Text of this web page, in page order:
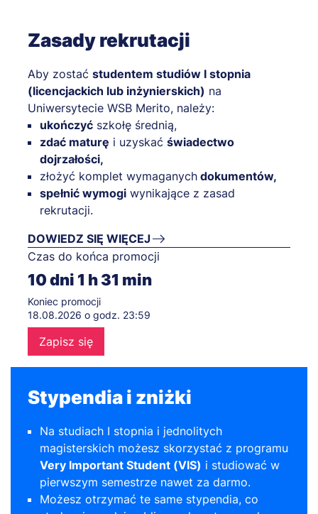
Zasady rekrutacji
Aby zostać studentem studiów I stopnia
(licencjackich lub inżynierskich) na
Uniwersytecie WSB Merito, należy:
ukończyć szkołę średnią,
zdać maturę i uzyskać świadectwo
dojrzałości,
złożyć komplet wymaganych dokumentów,
spełnić wymogi wynikające z zasad
rekrutacji.
DOWIEDZ SIĘ WIĘCEJ
Czas do końca promocji
10dni 1 h31 min
Koniec promocji
18.08.2026 o godz. 23:59
Zapisz się
Stypendia i zniżki
Na studiach I stopnia i jednolitych
magisterskich możesz skorzystać z programu
Very Important Student (VIS) i studiować w
pierwszym semestrze nawet za darmo.
Możesz otrzymać te same stypendia, co